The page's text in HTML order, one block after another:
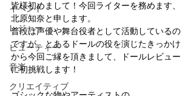
イベント
レジャー
ビューティー
音楽
クリエイティブ
皆様初めまして！今回ライターを務めます、
北原知奈と申します。
普段は声優や舞台役者として活動しているの
ですが、とあるドールの役を演じたきっかけ
から今回ご縁を頂きまして、ドールレビュー
に初挑戦します！